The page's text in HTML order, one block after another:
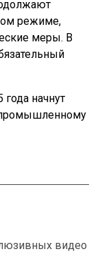
режиме,
меры. В
начнут
промышленному
видео